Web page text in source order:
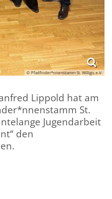
© Pfadfinder*nnenstamm St. Willigis e.V.
Lippold hat am
St.
Jugendarbeit
den